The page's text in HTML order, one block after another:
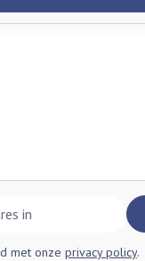
met onze privacy policy.